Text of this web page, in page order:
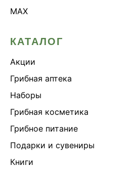
MAX
КАТАЛОГ
Акции
Грибная аптека
Наборы
Грибная косметика
Грибное питание
Подарки и сувениры
Книги